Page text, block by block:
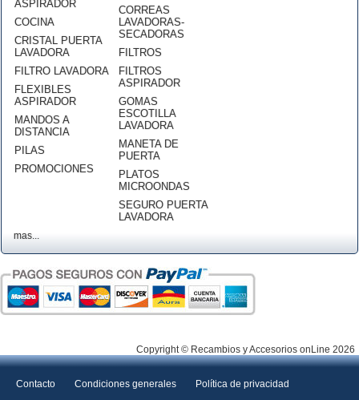
ASPIRADOR
COCINA
CRISTAL PUERTA
LAVADORA
FILTRO LAVADORA
FLEXIBLES
ASPIRADOR
MANDOS A
DISTANCIA
PILAS
PROMOCIONES
CORREAS
LAVADORAS-
SECADORAS
FILTROS
FILTROS
ASPIRADOR
GOMAS
ESCOTILLA
LAVADORA
MANETA DE
PUERTA
PLATOS
MICROONDAS
SEGURO PUERTA
LAVADORA
mas...
Copyright © Recambios y Accesorios onLine 2026
Contacto Condiciones generales Política de privacidad